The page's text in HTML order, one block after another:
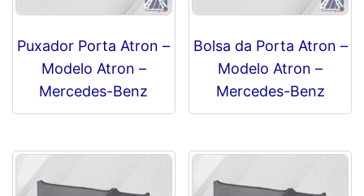
Puxador Porta Atron –
Modelo Atron –
Mercedes-Benz
Bolsa da Porta Atron –
Modelo Atron –
Mercedes-Benz